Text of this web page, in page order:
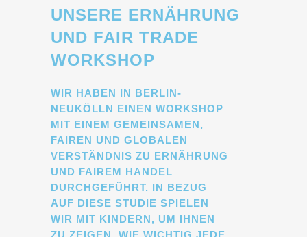
UNSERE ERNÄHRUNG
UND FAIR TRADE
WORKSHOP
WIR HABEN IN BERLIN-
NEUKÖLLN EINEN WORKSHOP
MIT EINEM GEMEINSAMEN,
FAIREN UND GLOBALEN
VERSTÄNDNIS ZU ERNÄHRUNG
UND FAIREM HANDEL
DURCHGEFÜHRT. IN BEZUG
AUF DIESE STUDIE SPIELEN
WIR MIT KINDERN, UM IHNEN
ZU ZEIGEN, WIE WICHTIG JEDE